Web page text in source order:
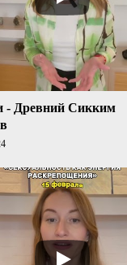
- Древний Сикким